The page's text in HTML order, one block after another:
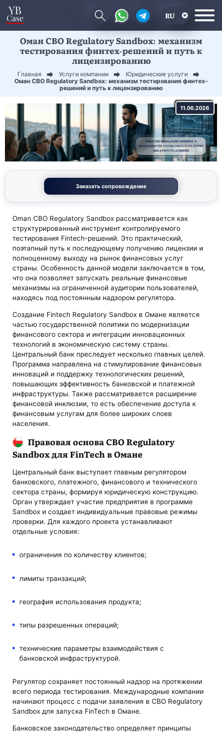
RU
EN
Оман CBO Regulatory Sandbox: механизм
тестирования финтех-решений и путь к
лицензированию
Главная Услуги компании
Юридические услуги
Оман CBO Regulatory Sandbox: механизм тестирования финтех-
решений и путь к лицензированию
11.06.2026
Заказать сопровождение
Oman CBO Regulatory Sandbox рассматривается как
структурированный инструмент контролируемого
тестирования Fintech-решений. Это практический,
поэтапный путь к последующему получению лицензии и
полноценному выходу на рынок финансовых услуг
страны. Особенность данной модели заключается в том,
что она позволяет запускать реальные финансовые
механизмы на ограниченной аудитории пользователей,
находясь под постоянным надзором регулятора.
Создание Fintech Regulatory Sandbox в Омане является
частью государственной политики по модернизации
финансового сектора и интеграции инновационных
технологий в экономическую систему страны.
Центральный банк преследует несколько главных целей.
Программа направлена на стимулирование финансовых
инноваций и поддержку технологических решений,
повышающих эффективность банковской и платежной
инфраструктуры. Также рассматривается расширение
финансовой инклюзии, то есть обеспечение доступа к
финансовым услугам для более широких слоев
населения.
Правовая основа CBO Regulatory
Sandbox для FinTech в Омане
Центральный банк выступает главным регулятором
банковского, платежного, финансового и технического
сектора страны, формируя юридическую конструкцию.
Орган утверждает участие предприятия в программе
Sandbox и создает индивидуальные правовые режимы
проверки. Для каждого проекта устанавливают
отдельные условия:
ограничения по количеству клиентов;
лимиты транзакций;
география использования продукта;
типы разрешенных операций;
технические параметры взаимодействия с
банковской инфраструктурой.
Регулятор сохраняет постоянный надзор на протяжении
всего периода тестирования. Международные компании
начинают процесс с подачи заявления в CBO Regulatory
Sandbox для запуска FinTech в Омане.
Банковское законодательство определяет принципы